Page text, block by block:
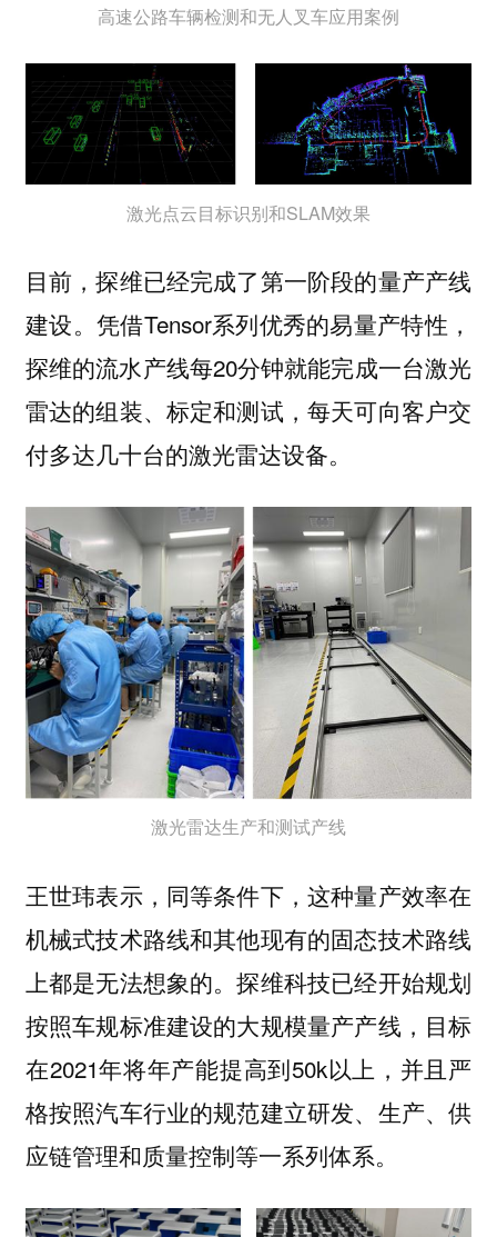
高速公路车辆检测和无人叉车应用案例
激光点云目标识别和SLAM效果
目前，探维已经完成了第一阶段的量产产线
建设。凭借Tensor系列优秀的易量产特性，
探维的流水产线每20分钟就能完成一台激光
雷达的组装、标定和测试，每天可向客户交
付多达几十台的激光雷达设备。
激光雷达生产和测试产线
王世玮表示，同等条件下，这种量产效率在
机械式技术路线和其他现有的固态技术路线
上都是无法想象的。探维科技已经开始规划
按照车规标准建设的大规模量产产线，目标
在2021年将年产能提高到50k以上，并且严
格按照汽车行业的规范建立研发、生产、供
应链管理和质量控制等一系列体系。